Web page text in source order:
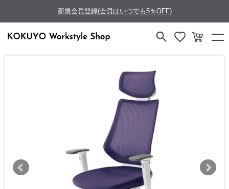
新規会員登録(会員はいつでも5％OFF)